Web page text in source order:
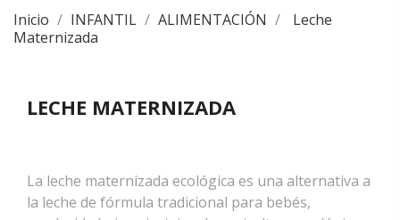
Inicio INFANTIL ALIMENTACIÓN
Leche
Maternizada
LECHE MATERNIZADA
La leche maternizada ecológica es una alternativa a
la leche de fórmula tradicional para bebés,